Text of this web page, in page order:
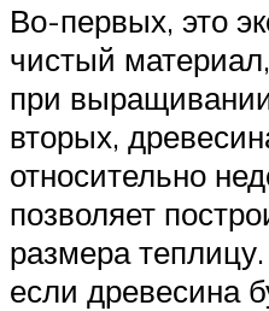
Во-первых, это
чистый
при
вторых,
относительно
позволяет
размера
если древесина